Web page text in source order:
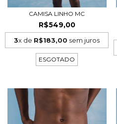
CAMISA LINHO MC
R$549,00
3x de R$183,00 sem juros
ESGOTADO